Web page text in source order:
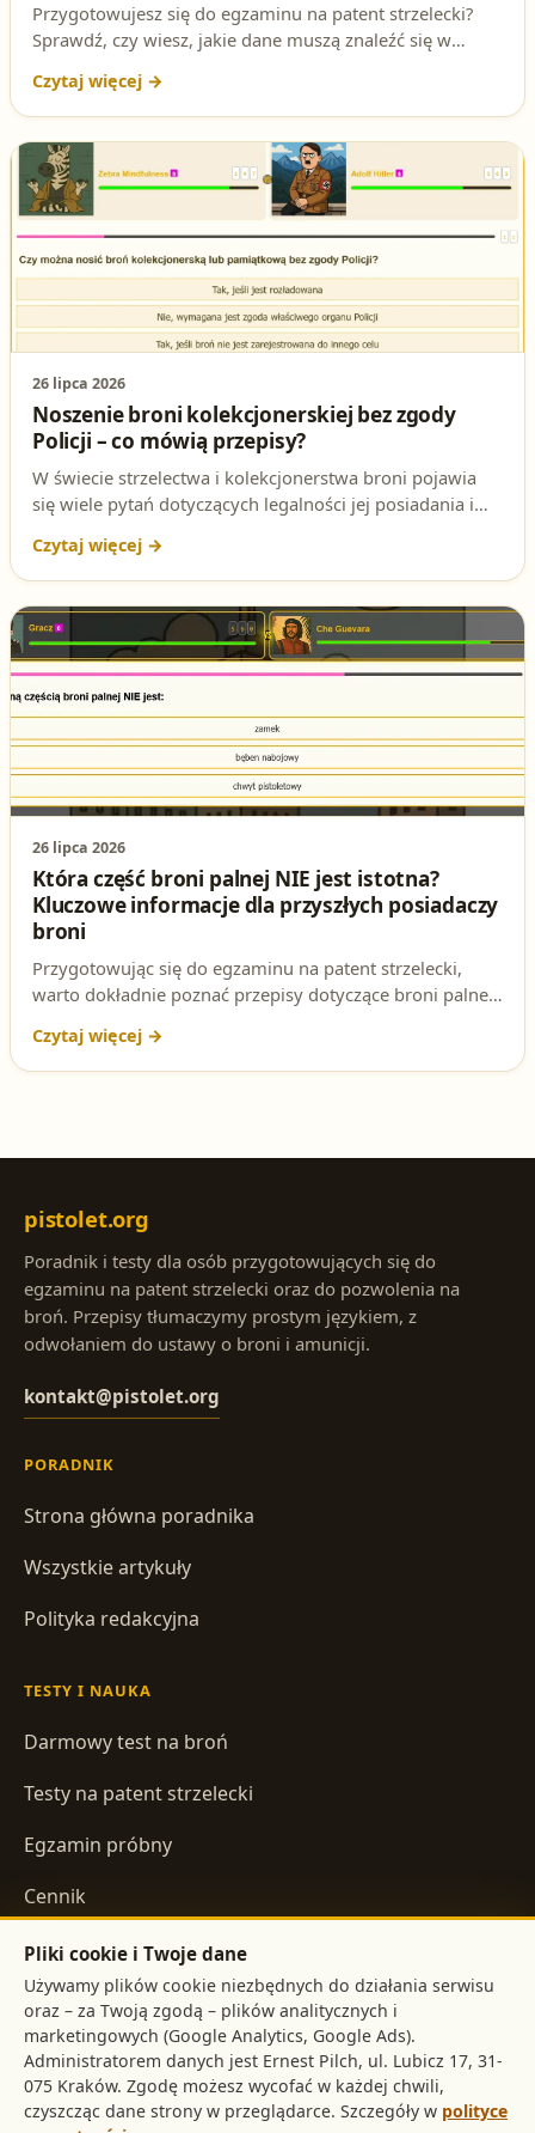
Przygotowujesz się do egzaminu na patent strzelecki?
Sprawdź, czy wiesz, jakie dane muszą znaleźć się w
celnego. To jedno z ważniejszych pytań, które może
pojawić się na teście!
26 lipca 2026
Noszenie broni kolekcjonerskiej bez zgody
Policji – co mówią przepisy?
W świecie strzelectwa i kolekcjonerstwa broni pojawia
się wiele pytań dotyczących legalności jej posiadania i
można nosić broń kolekcjonerską lub pamiątkową bez
zgody Policji. W tym artykule rozbieramy to pytanie na
czynniki pierwsze, analizując przepisy i przedstawiając
poprawną odpowiedź na testowe pytanie na patent
strzelecki.
26 lipca 2026
Która część broni palnej NIE jest istotna?
Kluczowe informacje dla przyszłych posiadaczy
broni
Przygotowując się do egzaminu na patent strzelecki,
warto dokładnie poznać przepisy dotyczące broni palnej.
istotnych i nieistotnych broni. W tym artykule wyjaśnimy,
które elementy konstrukcyjne mają kluczowe znaczenie
pistolet.org
Poradnik i testy dla osób przygotowujących się do
egzaminu na patent strzelecki oraz do pozwolenia na
broń. Przepisy tłumaczymy prostym językiem, z
odwołaniem do ustawy o broni i amunicji.
kontakt@pistolet.org
PORADNIK
Strona główna poradnika
Wszystkie artykuły
Polityka redakcyjna
TESTY I NAUKA
Darmowy test na broń
Testy na patent strzelecki
Egzamin próbny
Cennik
INFORMACJE
Regulamin
Polityka prywatności
Pliki cookie i Twoje dane
Używamy plików cookie niezbędnych do działania serwisu
oraz – za Twoją zgodą – plików analitycznych i
marketingowych (Google Analytics, Google Ads).
Administratorem danych jest
,
. Zgodę możesz wycofać w każdej chwili,
czyszcząc dane strony w przeglądarce. Szczegóły w polityce